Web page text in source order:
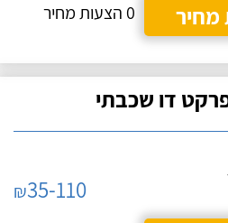
מחיר
0 הצעות מחיר
דו שכבתי
₪35-110